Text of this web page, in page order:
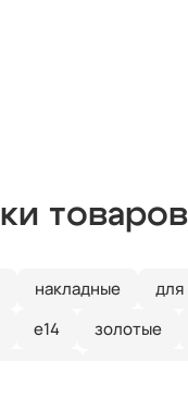
накладные для
e14 золотые